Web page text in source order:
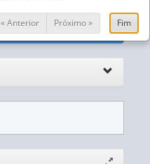
« Anterior Próximo » Fim